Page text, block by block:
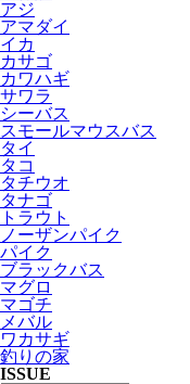
アジ
アマダイ
イカ
カサゴ
カワハギ
サワラ
シーバス
スモールマウスバス
タイ
タコ
タチウオ
タナゴ
トラウト
ノーザンパイク
パイク
ブラックバス
マグロ
マゴチ
メバル
ワカサギ
釣りの家
ISSUE